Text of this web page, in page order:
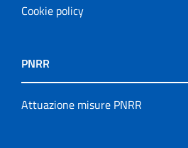
Cookie policy
PNRR
Attuazione misure PNRR